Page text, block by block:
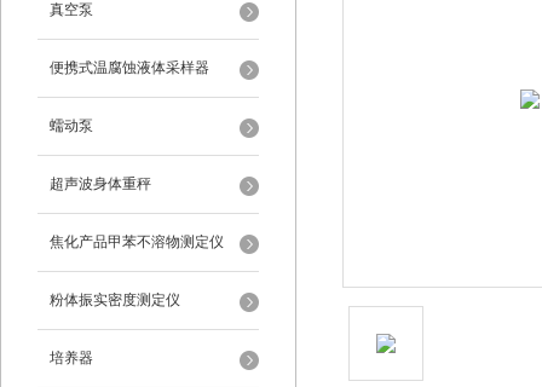
真空泵
便携式温腐蚀液体采样器
蠕动泵
超声波身体重秤
焦化产品甲苯不溶物测定仪
粉体振实密度测定仪
培养器